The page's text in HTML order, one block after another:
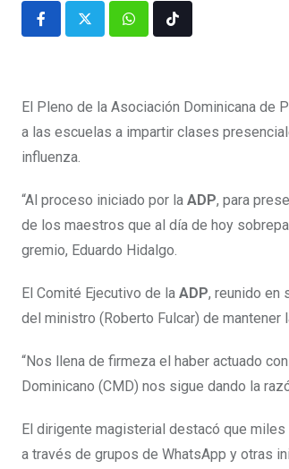
El Pleno de la Asociación Dominicana de
a las escuelas a impartir clases
influenza.
“Al proceso iniciado por la ADP, para
de los maestros que al día de hoy
gremio, Eduardo Hidalgo.
El Comité Ejecutivo de la ADP, reunido en
del ministro (Roberto Fulcar) de mantener
“Nos llena de firmeza el haber actuado
Dominicano (CMD) nos sigue dando la
El dirigente magisterial destacó que
a través de grupos de WhatsApp y otras